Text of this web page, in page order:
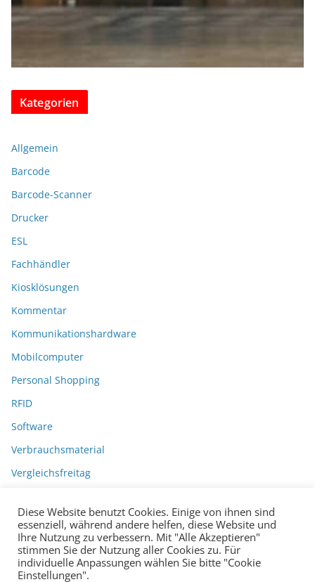
Kategorien
Allgemein
Barcode
Barcode-Scanner
Drucker
ESL
Fachhändler
Kiosklösungen
Kommentar
Kommunikationshardware
Mobilcomputer
Personal Shopping
RFID
Software
Verbrauchsmaterial
Vergleichsfreitag
Diese Website benutzt Cookies. Einige von ihnen sind
essenziell, während andere helfen, diese Website und
Ihre Nutzung zu verbessern. Mit "Alle Akzeptieren"
stimmen Sie der Nutzung aller Cookies zu. Für
individuelle Anpassungen wählen Sie bitte "Cookie
Einstellungen".